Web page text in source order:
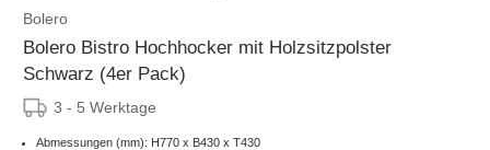
Bolero
Bolero Bistro Hochhocker mit Holzsitzpolster
Schwarz (4er Pack)
3 - 5 Werktage
Abmessungen (mm): H770 x B430 x T430